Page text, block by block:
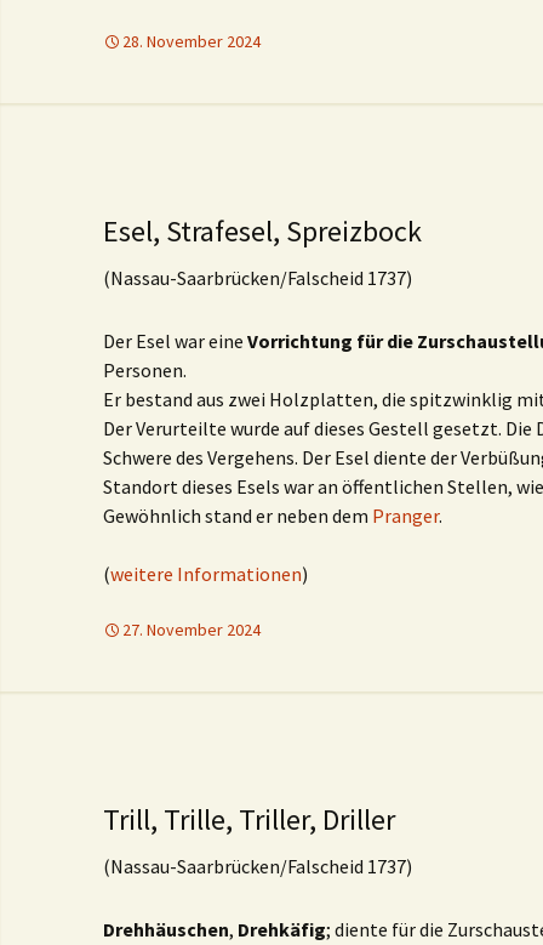
28. November 2024
Esel, Strafesel, Spreizbock
(Nassau-Saarbrücken/Falscheid 1737)
Der Esel war eine Vorrichtung für die
Personen.
Er bestand aus zwei Holzplatten, die spitzwinklig
Der Verurteilte wurde auf dieses Gestell gesetzt. Die
Schwere des Vergehens. Der Esel diente der
Standort dieses Esels war an öffentlichen Stellen,
Gewöhnlich stand er neben dem Pranger.
(weitere Informationen)
27. November 2024
Trill, Trille, Triller, Driller
(Nassau-Saarbrücken/Falscheid 1737)
Drehhäuschen, Drehkäfig; diente für die